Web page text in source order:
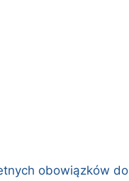
obowiązków do